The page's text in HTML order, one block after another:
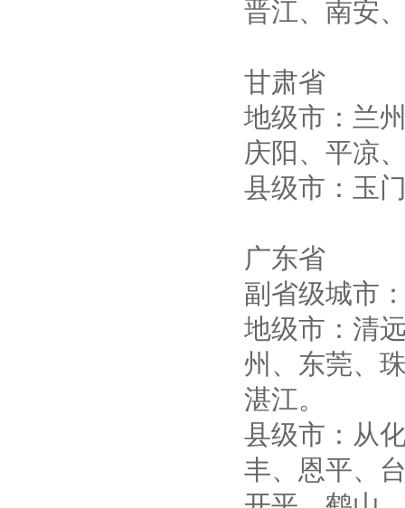
晋江、南安
甘肃省
地级市：兰
庆阳、平凉
县级市：玉
广东省
副省级城市
地级市：清
州、东莞、
湛江。
县级市：从
丰、恩平、